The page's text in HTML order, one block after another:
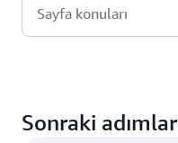
Sayfa konuları
Sonraki adımlar